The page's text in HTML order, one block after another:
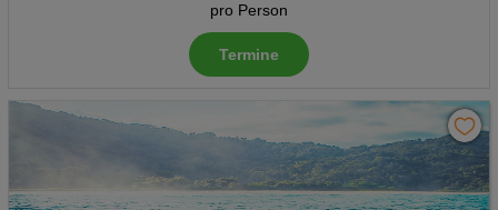
pro Person
Termine